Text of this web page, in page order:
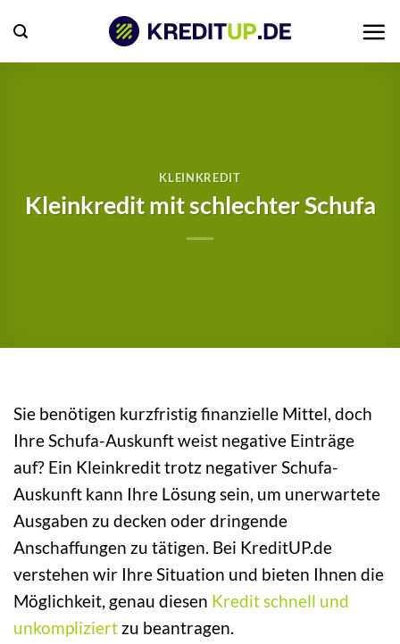
Inhalt
springen
KLEINKREDIT
Kleinkredit mit schlechter Schufa
Sie benötigen kurzfristig finanzielle Mittel, doch
Ihre Schufa-Auskunft weist negative Einträge
auf? Ein Kleinkredit trotz negativer Schufa-
Auskunft kann Ihre Lösung sein, um unerwartete
Ausgaben zu decken oder dringende
Anschaffungen zu tätigen. Bei KreditUP.de
verstehen wir Ihre Situation und bieten Ihnen die
Möglichkeit, genau diesen Kredit schnell und
unkompliziert zu beantragen.